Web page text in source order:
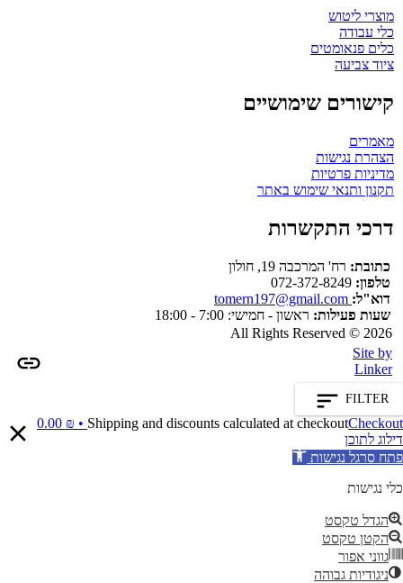
מוצרי ליטוש
כלי עבודה
כלים פנאומטים
ציוד צביעה
קישורים שימושיים
מאמרים
הצהרת נגישות
מדיניות פרטיות
תקנון ותנאי שימוש באתר
דרכי התקשרות
כתובת: רח' המרכבה 19, חולון
טלפון:
דוא"ל:
שעות פעילות: ראשון - חמישי: 7:00 - 18:00
All Rights Reserved © 2026
Site by
Linker
FILTER
Shipping and discounts calculated at checkoutCheckout •
0.00 ₪
דילוג לתוכן
פתח סרגל נגישות
כלי נגישות
הגדל טקסט
הקטן טקסט
גווני אפור
ניגודיות גבוהה